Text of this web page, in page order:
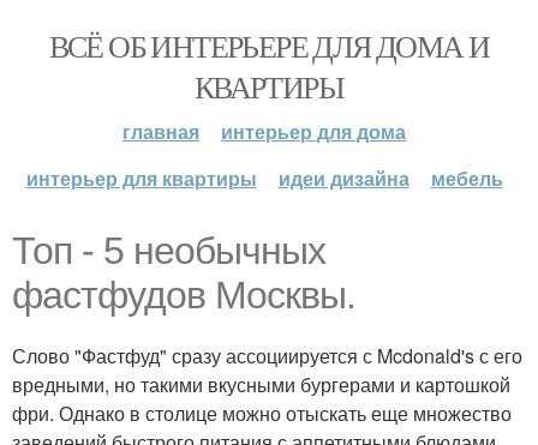
ВСЁ ОБ ИНТЕРЬЕРЕ ДЛЯ ДОМА И
КВАРТИРЫ
главная
интерьер для дома
интерьер для квартиры
идеи дизайна мебель
Топ - 5 необычных
фастфудов Москвы.
Слово "Фастфуд" сразу ассоциируется с Mcdonald's с его
вредными, но такими вкусными бургерами и картошкой
фри. Однако в столице можно отыскать еще множество